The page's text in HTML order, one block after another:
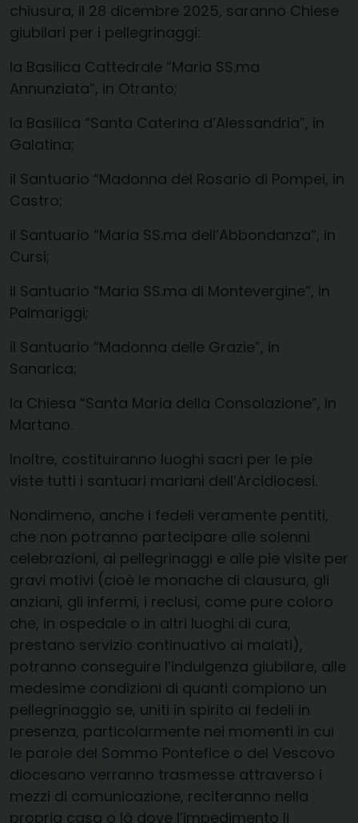
chiusura, il 28 dicembre 2025, saranno Chiese
giubilari per i pellegrinaggi:
la Basilica Cattedrale “Maria SS.ma
Annunziata”, in Otranto;
la Basilica “Santa Caterina d’Alessandria”, in
Galatina;
il Santuario “Madonna del Rosario di Pompei, in
Castro;
il Santuario “Maria SS.ma dell’Abbondanza”, in
Cursi;
il Santuario “Maria SS.ma di Montevergine”, in
Palmariggi;
il Santuario “Madonna delle Grazie”, in
Sanarica;
la Chiesa “Santa Maria della Consolazione”, in
Martano.
Inoltre, costituiranno luoghi sacri per le pie
viste tutti i santuari mariani dell’Arcidiocesi.
Nondimeno, anche i fedeli veramente pentiti,
che non potranno partecipare alle solenni
celebrazioni, ai pellegrinaggi e alle pie visite per
gravi motivi (cioè le monache di clausura, gli
anziani, gli infermi, i reclusi, come pure coloro
che, in ospedale o in altri luoghi di cura,
prestano servizio continuativo ai malati),
potranno conseguire l’indulgenza giubilare, alle
medesime condizioni di quanti compiono un
pellegrinaggio se, uniti in spirito ai fedeli in
presenza, particolarmente nei momenti in cui
le parole del Sommo Pontefice o del Vescovo
diocesano verranno trasmesse attraverso i
mezzi di comunicazione, reciteranno nella
propria casa o là dove l’impedimento li